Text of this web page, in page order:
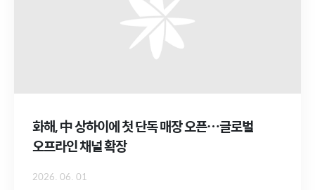
화해, 中 상하이에 첫 단독 매장 오픈…글로벌
오프라인 채널 확장
2026. 06. 01